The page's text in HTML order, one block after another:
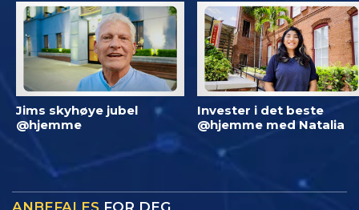
Jims skyhøye jubel
@hjemme
Invester i det beste
@hjemme med Natalia
ANBEFALES FOR DEG